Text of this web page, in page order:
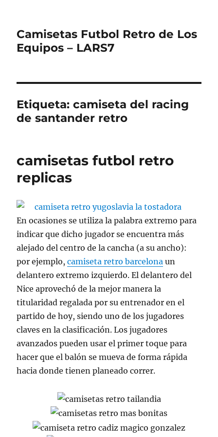
Camisetas Futbol Retro de Los
Equipos – LARS7
Etiqueta:camiseta del racing
de santander retro
camisetas futbol retro
replicas
En ocasiones se utiliza la palabra extremo para
indicar que dicho jugador se encuentra más
alejado del centro de la cancha (a su ancho):
por ejemplo,camiseta retro barcelona un
delantero extremo izquierdo. El delantero del
Nice aprovechó de la mejor manera la
titularidad regalada por su entrenador en el
partido de hoy, siendo uno de los jugadores
claves en la clasificación. Los jugadores
avanzados pueden usar el primer toque para
hacer que el balón se mueva de forma rápida
hacia donde tienen planeado correr.